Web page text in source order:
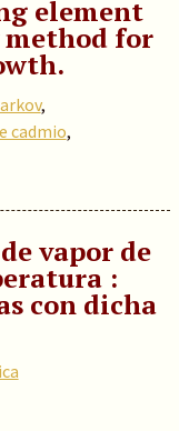
element
for
,
cadmio,
vapor de
:
con dicha